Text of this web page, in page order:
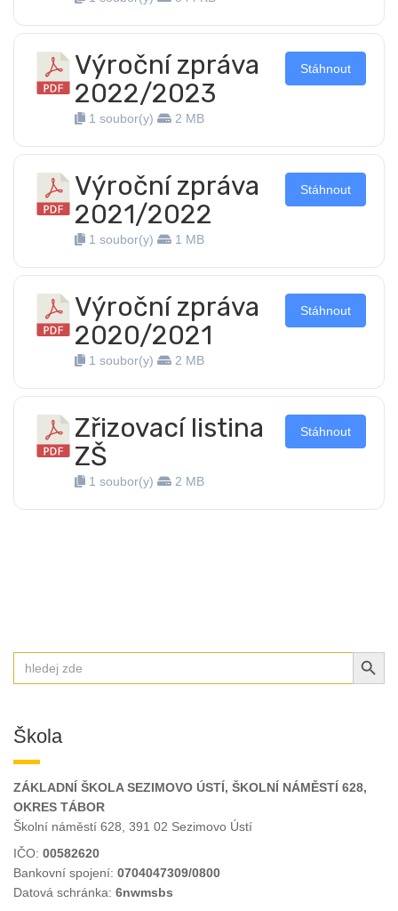
Výroční zpráva
2022/2023
1 soubor(y) 2 MB
Stáhnout
Výroční zpráva
2021/2022
1 soubor(y) 1 MB
Stáhnout
Výroční zpráva
2020/2021
1 soubor(y) 2 MB
Stáhnout
Zřizovací listina
ZŠ
1 soubor(y) 2 MB
Stáhnout
Search
for:
SEARCH
Škola
ZÁKLADNÍ ŠKOLA SEZIMOVO ÚSTÍ, ŠKOLNÍ NÁMĚSTÍ 628,
OKRES TÁBOR
Školní náměstí 628, 391 02 Sezimovo Ústí
IČO: 00582620
Bankovní spojení: 0704047309/0800
Datová schránka: 6nwmsbs